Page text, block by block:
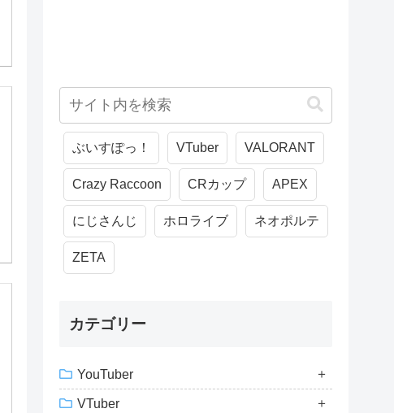
ぶいすぽっ！ VTuber VALORANT
Crazy Raccoon CRカップ APEX
にじさんじ ホロライブ ネオポルテ
ZETA
カテゴリー
YouTuber
VTuber